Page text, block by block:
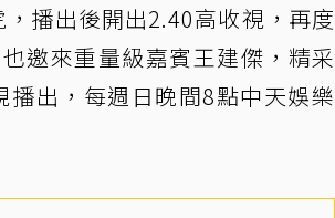
播出後開出2.40高收視，再度
邀來重量級嘉賓王建傑，精采
出，每週日晚間8點中天娛樂